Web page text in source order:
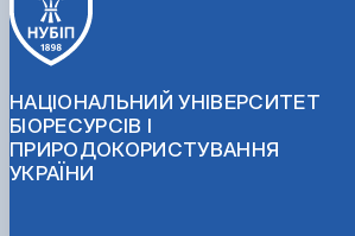
НАЦІОНАЛЬНИЙ УНІВЕРСИТЕТ
БІОРЕСУРСІВ І
ПРИРОДОКОРИСТУВАННЯ
УКРАЇНИ